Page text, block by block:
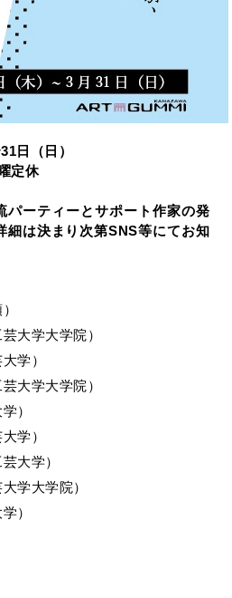
日（日）
定休
ーティーとサポート作家の発
細は決まり次第SNS等にてお知
大学大学院）
学）
大学大学院）
）
学）
大学）
学大学院）
）